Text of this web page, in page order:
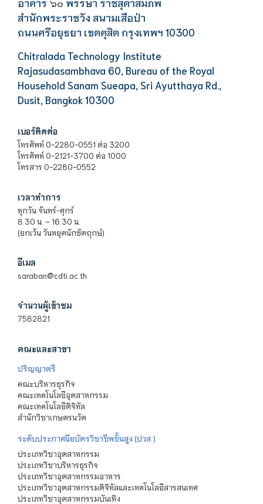
๖๐
สำนักพระราชวัง สนามเสือป่า
ถนนศรีอยุธยา เขตดุสิต กรุงเทพฯ 10300
Chitralada Technology Institute
Rajasudasambhava 60, Bureau of the Royal
Household Sanam Sueapa, Sri Ayutthaya Rd.,
Dusit, Bangkok 10300
เบอร์ติดต่อ
โทรศัพท์ 0-2280-0551 ต่อ 3200
โทรศัพท์ 0-2121-3700 ต่อ 1000
โทรสาร 0-2280-0552
เวลาทำการ
ทุกวัน จันทร์-ศุกร์
8.30 น. – 16.30 น.
(ยกเว้น วันหยุดนักขัตฤกษ์)
อีเมล
saraban@cdti.ac.th
จำนวนผู้เข้าชม
7582821
คณะและสาขา
ปริญญาตรี
คณะบริหารธุรกิจ
คณะเทคโนโลยีอุตสาหกรรม
คณะเทคโนโลยีดิจิทัล
สำนักวิชาเกษตรนวัต
ระดับประกาศนียบัตรวิชาชีพชั้นสูง (ปวส.)
ประเภทวิชาอุตสาหกรรม
ประเภทวิชาบริหารธุรกิจ
ประเภทวิชาอุตสาหกรรมอาหาร
ประเภทวิชาอุตสาหกรรมดิจิทัลและเทคโนโลยีสารสนเทศ
ประเภทวิชาอุตสาหกรรมบันเทิง